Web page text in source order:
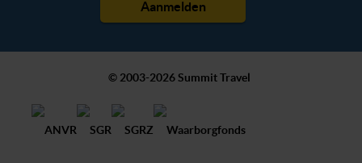
© 2003-2026 Summit Travel